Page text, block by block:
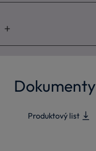
Dokumenty
Produktový list